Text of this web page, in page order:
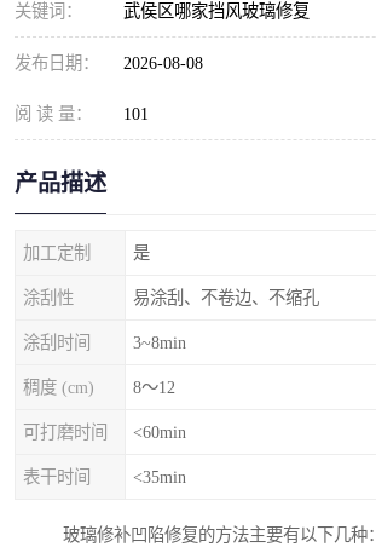
关键词： 武侯区哪家挡风玻璃修复
发布日期： 2026-08-08
阅 读 量： 101
产品描述
加工定制 是
涂刮性 易涂刮、不卷边、不缩孔
涂刮时间 3~8min
稠度 (cm) 8～12
可打磨时间 <60min
表干时间 <35min
玻璃修补凹陷修复的方法主要有以下几种：